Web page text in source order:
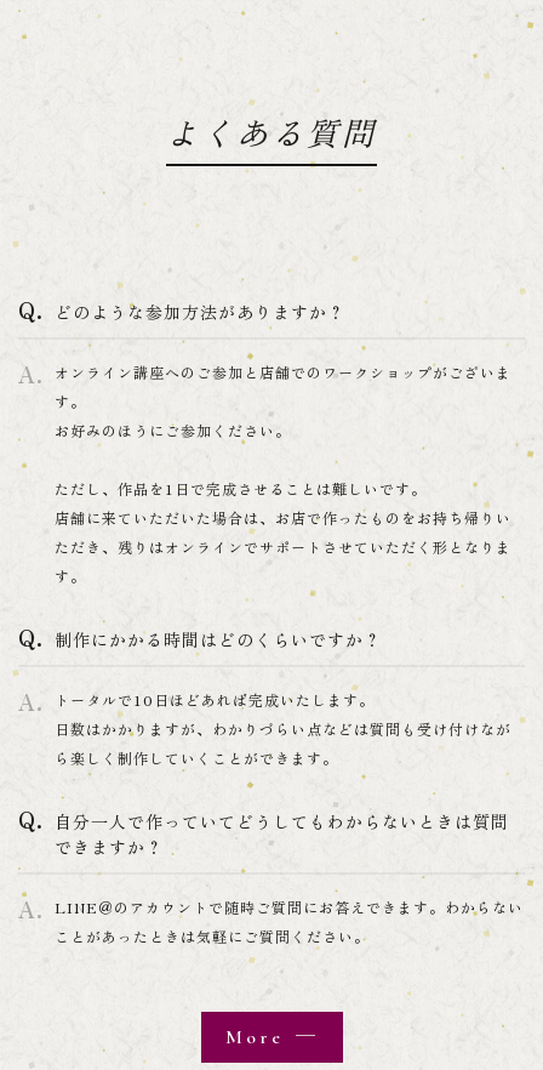
よくある質問
どのような参加方法がありますか？
オンライン講座へのご参加と店舗でのワークショップがございま
す。
お好みのほうにご参加ください。
ただし、作品を1日で完成させることは難しいです。
店舗に来ていただいた場合は、お店で作ったものをお持ち帰りい
ただき、残りはオンラインでサポートさせていただく形となりま
す。
制作にかかる時間はどのくらいですか？
トータルで10日ほどあれば完成いたします。
日数はかかりますが、わかりづらい点などは質問も受け付けなが
ら楽しく制作していくことができます。
自分一人で作っていてどうしてもわからないときは質問
できますか？
LINE＠のアカウントで随時ご質問にお答えできます。わからない
ことがあったときは気軽にご質問ください。
More